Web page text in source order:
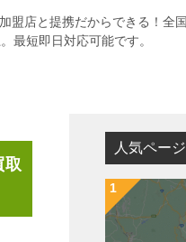
盟店と提携だからできる！全
最短即日対応可能です。
取
人気ページ